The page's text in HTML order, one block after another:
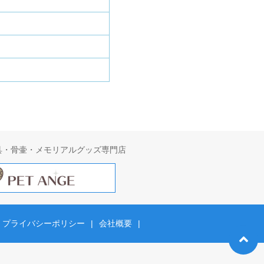
骨壷・メモリアルグッズ専門店
プライバシーポリシー | 会社概要 |